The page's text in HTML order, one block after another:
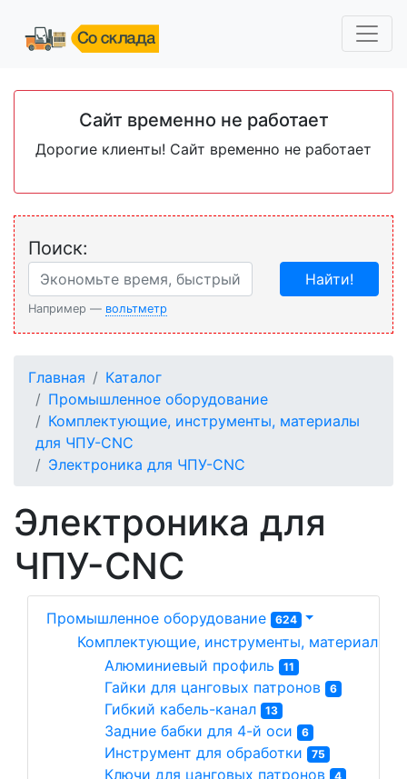
Сайт временно не работает
Дорогие клиенты! Сайт временно не работает
Поиск:
Например — вольтметр
Найти!
Главная
Каталог
Промышленное оборудование
Комплектующие, инструменты, материалы
для ЧПУ-CNC
Электроника для ЧПУ-CNC
Электроника для
ЧПУ-CNC
Промышленное оборудование 624
Комплектующие, инструменты, материалы
Алюминиевый профиль
11
Гайки для цанговых патронов 6
Гибкий кабель-канал 13
Задние бабки для 4-й оси 6
Инструмент для обработки 75
Ключи для цанговых патронов 4